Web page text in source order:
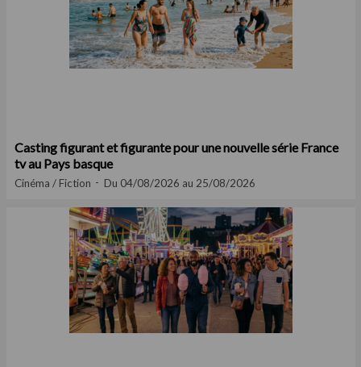
Casting figurant et figurante pour une nouvelle série France
tv au Pays basque
Cinéma / Fiction Du 04/08/2026 au 25/08/2026